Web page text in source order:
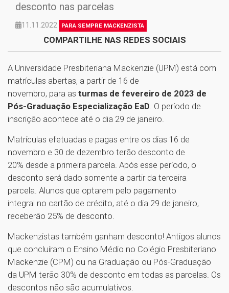
desconto nas parcelas
11.11.2022 PARA SEMPRE MACKENZISTA
COMPARTILHE NAS REDES SOCIAIS
A Universidade Presbiteriana Mackenzie (UPM) está com
matrículas abertas, a partir de 16 de
novembro, para as turmas de fevereiro de 2023 de
Pós-Graduação Especialização EaD . O período de
inscrição acontece até o dia 29 de janeiro.
Matrículas efetuadas e pagas entre os dias 16 de
novembro e 30 de dezembro terão desconto de
20% desde a primeira parcela. Após esse período, o
desconto será dado somente a partir da terceira
parcela. Alunos que optarem pelo pagamento
integral no cartão de crédito, até o dia 29 de janeiro,
receberão 25% de desconto.
Mackenzistas também ganham desconto! Antigos alunos
que concluíram o Ensino Médio no Colégio Presbiteriano
Mackenzie (CPM) ou na Graduação ou Pós-Graduação
da UPM terão 30% de desconto em todas as parcelas. Os
descontos não são acumulativos.